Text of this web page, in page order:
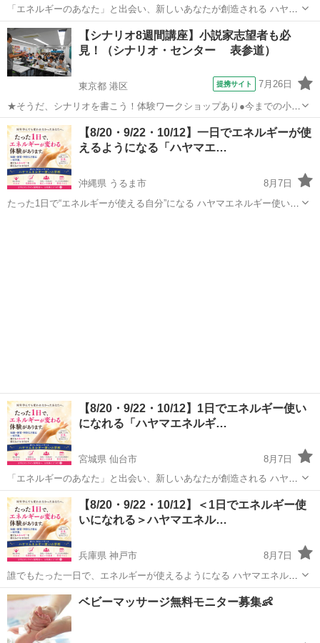
「エネルギーのあなた」と出会い、新しいあなたが創造される ハヤマ
エネルギー使いの学校 誰でもたった1日で超一流の「エネルギー使
い」になれる学校です。 他に類を見ないこの学校、卒業生から続々と
嬉しい報告を受け...
宮城 仙台市 その他 ヒーリング
【シナリオ8週間講座】小説家志望者も必
見！（シナリオ・センター 表参道）
東京都 港区 提携サイト 7月26日
★そうだ、シナリオを書こう！体験ワークショップあり●今までの小説
講座は、感性を叩くことはあっても、せいぜい人 称の違いくらいし
か技術的なものに触れることがありませんでした。 ●シナリオの技術
を活かすことで、面白いエンタテイメ...
東京 港区
【8/20・9/22・10/12】一日でエネルギーが使
えるようになる「ハヤマエ…
沖縄県 うるま市
8月7日
たった1日で“エネルギーが使える自分”になる ハヤマエネルギー使いの
【8/20・9/22・10/12】1日でエネルギー使い
になれる「ハヤマエネルギ…
宮城県 仙台市
8月7日
「エネルギーのあなた」と出会い、新しいあなたが創造される ハヤマ
エネルギー使いの学校 誰でもたった1日で超一流の「エネルギー使
い」になれる学校です。 ＼2025年8月8日には、初めての書籍がヒカル
ラ...
宮城 仙台市 その他
【8/20・9/22・10/12】＜1日でエネルギー使
いになれる＞ハヤマエネル…
兵庫県 神戸市
8月7日
誰でもたった一日で、エネルギーが使えるようになる ハヤマエネルギ
ー使いの学校 10時に入学、18時に卒業。 まったく違う「新しいあな
た」になって帰っていただきます。 ＜業したエネルギー使いからのメ
ッセ...
兵庫 神戸市 その他 コミュニティ
ベビーマッサージ無料モニター募集👶